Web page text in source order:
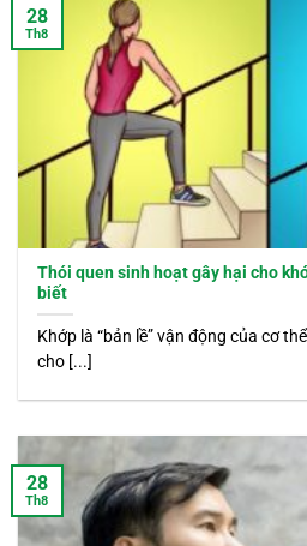
Thói quen sinh hoạt gây hại cho
biết
Khớp là “bản lề” vận động của cơ
cho [...]
28
Th8
28
Th8